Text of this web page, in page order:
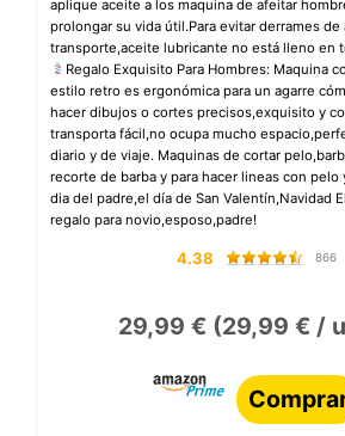
aplique aceite a los maquina de afeitar
prolongar su vida útil.Para evitar derrames de
transporte,aceite lubricante no está lleno en
Regalo Exquisito Para Hombres: Maquina
estilo retro es ergonómica para un agarre
hacer dibujos o cortes precisos,exquisito y
transporta fácil,no ocupa mucho
diario y de viaje. Maquinas de cortar
recorte de barba y para hacer lineas con pelo
dia del padre,el día de San Valentín,Navidad
regalo para novio,esposo,padre!
4.38 866
29,99 € (29,99 € /